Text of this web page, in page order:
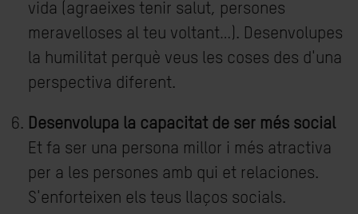
vida (agraeixes tenir salut, persones
meravelloses al teu voltant…). Desenvolupes
la humilitat perquè veus les coses des d'una
perspectiva diferent.
Desenvolupa la capacitat de ser més social
Et fa ser una persona millor i més atractiva
per a les persones amb qui et relaciones.
S'enforteixen els teus llaços socials.